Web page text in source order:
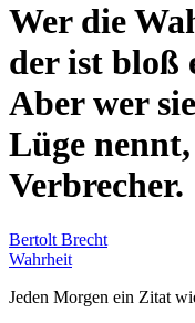
Wer die
der ist bloß
Aber wer
Lüge
Verbrecher.
Bertolt Brecht
Wahrheit
Jeden Morgen ein Zitat